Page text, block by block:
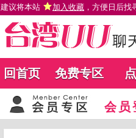
建议将本站 加入收藏 ，方便日后找
回首页 免费专区
会员